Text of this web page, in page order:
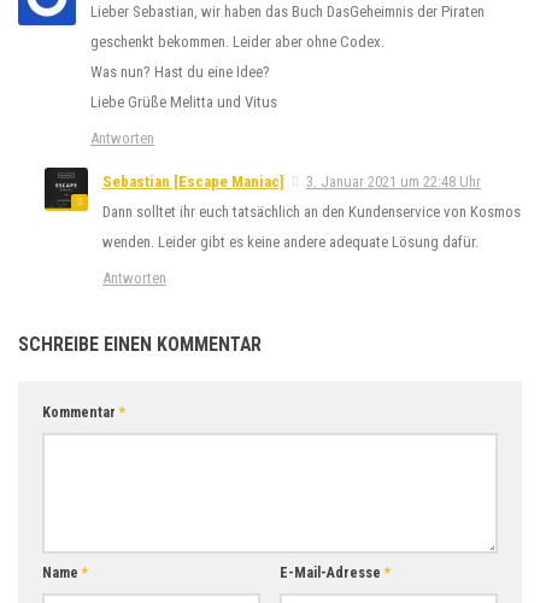
Lieber Sebastian, wir haben das Buch DasGeheimnis der Piraten
geschenkt bekommen. Leider aber ohne Codex.
Was nun? Hast du eine Idee?
Liebe Grüße Melitta und Vitus
Antworten
Sebastian [Escape Maniac]
3. Januar 2021 um 22:48 Uhr
Dann solltet ihr euch tatsächlich an den Kundenservice von Kosmos
wenden. Leider gibt es keine andere adequate Lösung dafür.
Antworten
SCHREIBE EINEN KOMMENTAR
Kommentar*
Name* E-Mail-Adresse*